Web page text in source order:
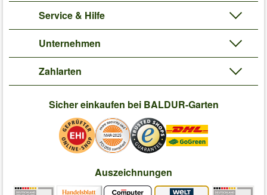
Service & Hilfe
Unternehmen
Zahlarten
Sicher einkaufen bei BALDUR-Garten
Auszeichnungen